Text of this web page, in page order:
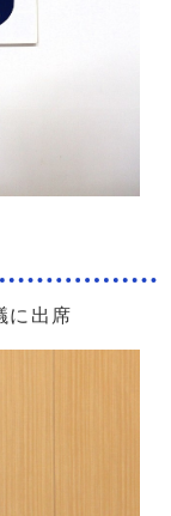
出席